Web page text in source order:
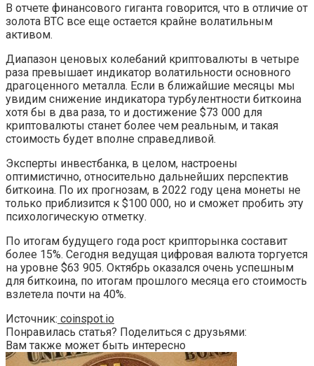
В отчете финансового гиганта говорится, что в отличие от
золота BTC все еще остается крайне волатильным
активом.
Диапазон ценовых колебаний криптовалюты в четыре
раза превышает индикатор волатильности основного
драгоценного металла. Если в ближайшие месяцы мы
увидим снижение индикатора турбулентности биткоина
хотя бы в два раза, то и достижение $73 000 для
криптовалюты станет более чем реальным, и такая
стоимость будет вполне справедливой.
Эксперты инвестбанка, в целом, настроены
оптимистично, относительно дальнейших перспектив
биткоина. По их прогнозам, в 2022 году цена монеты не
только приблизится к $100 000, но и сможет пробить эту
психологическую отметку.
По итогам будущего года рост крипторынка составит
более 15%. Сегодня ведущая цифровая валюта торгуется
на уровне $63 905. Октябрь оказался очень успешным
для биткоина, по итогам прошлого месяца его стоимость
взлетела почти на 40%.
Источник: coinspot.io
Понравилась статья? Поделиться с друзьями:
Вам также может быть интересно